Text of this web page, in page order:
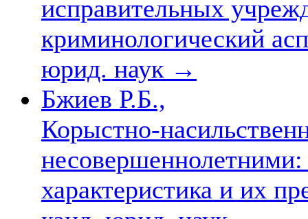
исправительных
криминологический
юрид. наук →
Бжиев Р.Б.,
Корыстно-
характеристика и их